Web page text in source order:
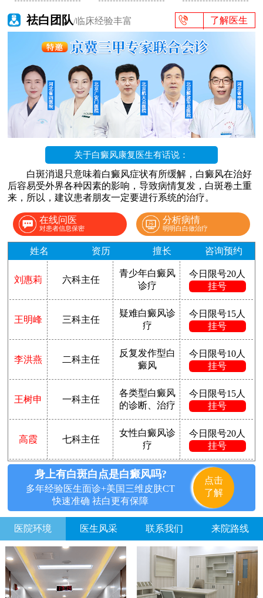
祛白团队/临床经验丰富 了解医生
关于白癜风康复医生有话说：
白斑消退只意味着白癜风症状有所缓解，白癜风在治好
后容易受外界各种因素的影响，导致病情复发，白斑卷土重
来，所以，建议患者朋友一定要进行系统的治疗。
在线问医
对患者信息保密
分析病情
明明白白做治疗
姓名 资历 擅长 咨询预约
刘惠莉 六科主任
青少年白癜风
诊疗
今日限号20人
挂号
王明峰 三科主任
疑难白癜风诊
疗
今日限号15人
挂号
李洪燕 二科主任
反复发作型白
癜风
今日限号10人
挂号
王树申 一科主任
各类型白癜风
的诊断、治疗
今日限号15人
挂号
高霞 七科主任
女性白癜风诊
疗
今日限号20人
挂号
身上有白斑白点是白癜风吗?
多年经验医生面诊+美国三维皮肤CT
快速准确 祛白更有保障
点击
了解
医院环境 医生风采 联系我们 来院路线